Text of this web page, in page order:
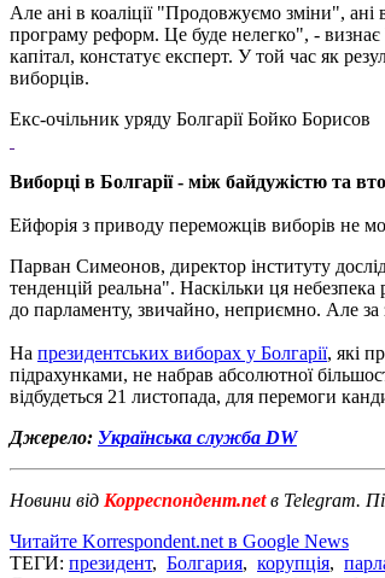
Але ані в коаліції "Продовжуємо зміни",
програму реформ. Це буде нелегко", - визнає
капітал, констатує експерт. У той час як
виборців.
Екс-очільник уряду Болгарії Бойко Борисов
Виборці в Болгарії - між байдужістю та
Ейфорія з приводу переможців виборів не
Парван Симеонов, директор інституту
тенденцій реальна". Наскільки ця
до парламенту, звичайно, неприємно. Але
На президентських виборах у Болгарії, які
підрахунками, не набрав абсолютної
відбудеться 21 листопада, для перемоги
Джерело: Українська служба DW
Новини від Корреспондент.netв Telegram.
Читайте Korrespondent.net в Google News
ТЕГИ: президент, Болгария, корупція,